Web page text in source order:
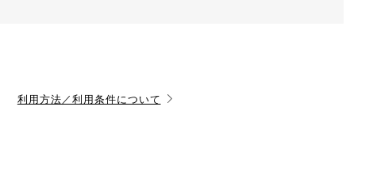
利用方法／利用条件について